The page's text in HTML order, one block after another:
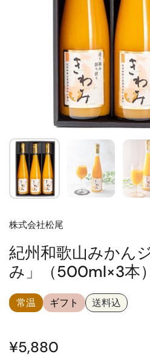
株式会社松尾
紀州和歌山みかん
み」（500ml×3本）
常温 ギフト 送料込
¥5,880